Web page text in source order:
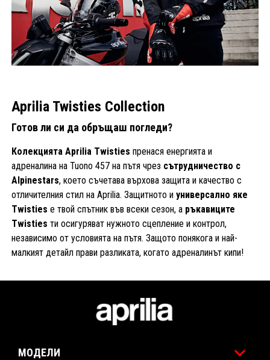
Aprilia Twisties Collection
Готов ли си да обръщаш погледи?
Колекцията Aprilia Twisties пренася енергията и
адреналина на Tuono 457 на пътя чрез сътрудничество с
Alpinestars, което съчетава върхова защита и качество с
отличителния стил на Aprilia. Защитното и универсално яке
Twisties е твой спътник във всеки сезон, а ръкавиците
Twisties ти осигуряват нужното сцепление и контрол,
независимо от условията на пътя. Защото понякога и най-
малкият детайл прави разликата, когато адреналинът кипи!
МОДЕЛИ